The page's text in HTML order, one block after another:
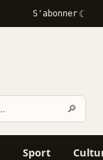
S'abonner
🔎
Sport